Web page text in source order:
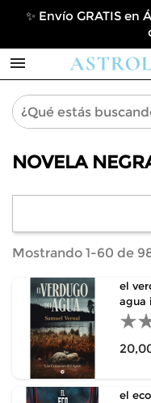
✨ Envío GRATIS en

NOVELA
Mostrando 1-60 de
el
agua i
el